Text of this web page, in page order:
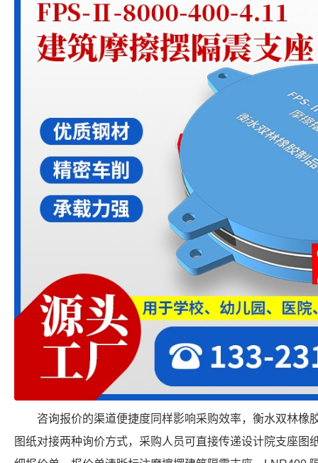
咨询报价的渠道便捷度同样影响采购效率，衡水双林橡
图纸对接两种询价方式，采购人员可直接传递设计院支座图